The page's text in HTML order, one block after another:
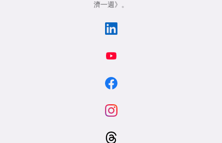
濟一週》
。